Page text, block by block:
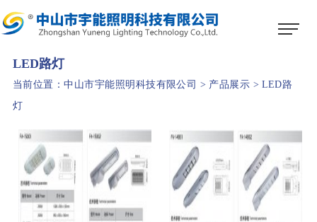
1
LED路灯
当前位置：中山市宇能照明科技有限公司 > 产品展示 >LED路
灯